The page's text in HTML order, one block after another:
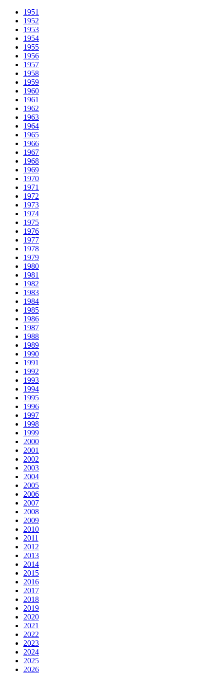
1951
1952
1953
1954
1955
1956
1957
1958
1959
1960
1961
1962
1963
1964
1965
1966
1967
1968
1969
1970
1971
1972
1973
1974
1975
1976
1977
1978
1979
1980
1981
1982
1983
1984
1985
1986
1987
1988
1989
1990
1991
1992
1993
1994
1995
1996
1997
1998
1999
2000
2001
2002
2003
2004
2005
2006
2007
2008
2009
2010
2011
2012
2013
2014
2015
2016
2017
2018
2019
2020
2021
2022
2023
2024
2025
2026